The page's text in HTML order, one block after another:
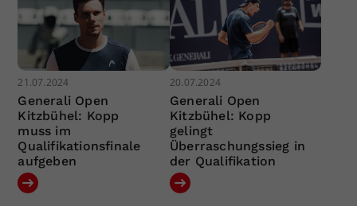
21.07.2024
Generali Open
Kitzbühel: Kopp
muss im
Qualifikationsfinale
aufgeben
20.07.2024
Generali Open
Kitzbühel: Kopp
gelingt
Überraschungssieg in
der Qualifikation